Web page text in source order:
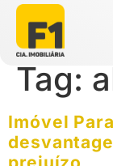
Tag:
Imóvel